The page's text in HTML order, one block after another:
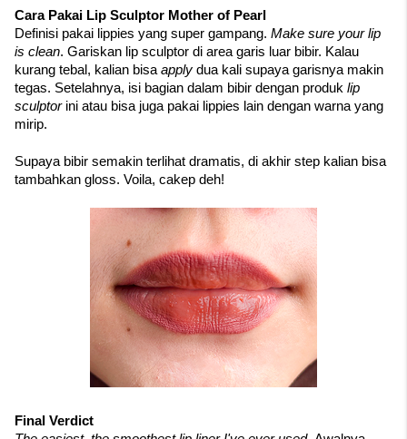
Cara Pakai Lip Sculptor Mother of Pearl
Definisi pakai lippies yang super gampang. Make sure your lip
is clean. Gariskan lip sculptor di area garis luar bibir. Kalau
kurang tebal, kalian bisa apply dua kali supaya garisnya makin
tegas. Setelahnya, isi bagian dalam bibir dengan produk lip
sculptor ini atau bisa juga pakai lippies lain dengan warna yang
mirip.
Supaya bibir semakin terlihat dramatis, di akhir step kalian bisa
tambahkan gloss. Voila, cakep deh!
Final Verdict